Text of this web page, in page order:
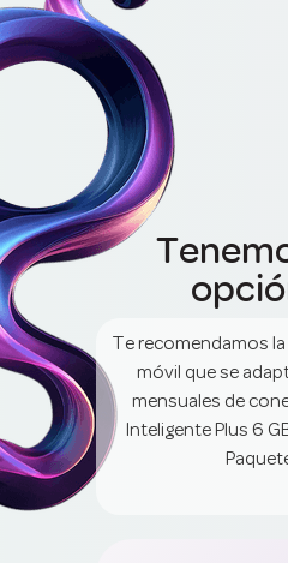
Te recomendamos
móvil que se
mensuales de
Inteligente Plus 6